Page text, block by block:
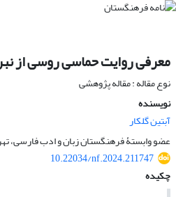
معرفی روایت حماسی روسی از
نوع مقاله : مقاله پژوهشی
نویسنده
آبتین گلکار
عضو وابستۀ فرهنگستان زبان و ادب فارسی،
10.22034/nf.2024.211747
چکیده